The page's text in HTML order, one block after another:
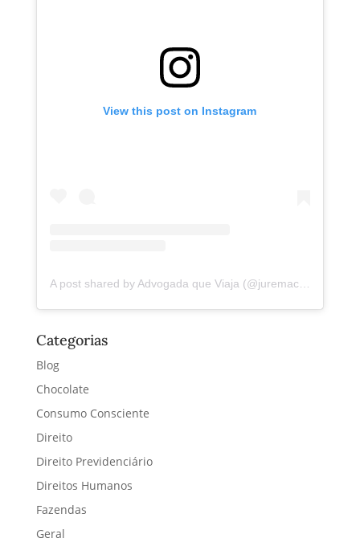
View this post on Instagram
A post shared by Advogada que Viaja (@juremacintra)
Categorias
Blog
Chocolate
Consumo Consciente
Direito
Direito Previdenciário
Direitos Humanos
Fazendas
Geral